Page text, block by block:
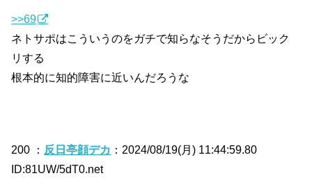
>>69
ネトサポはこういうのをガチで知らなそうだからビック
リする
根本的に知的障害に近いんだろうな
200 ： 反日亭顔デカ ：2024/08/19(月) 11:44:59.80
ID:81UW/5dT0.net